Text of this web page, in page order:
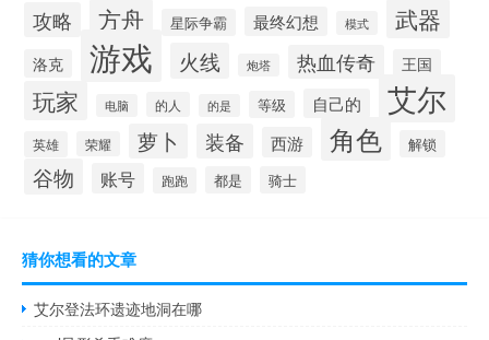
攻略
方舟 星际争霸 最终幻想 模式 武器
洛克 游戏 火线 炮塔 热血传奇 王国
玩家 电脑 的人 的是 等级 自己的 艾尔
英雄 荣耀 萝卜 装备 西游 角色 解锁
谷物 账号 跑跑 都是 骑士
猜你想看的文章
艾尔登法环遗迹地洞在哪